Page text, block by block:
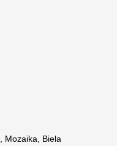
, Mozaika, Biela